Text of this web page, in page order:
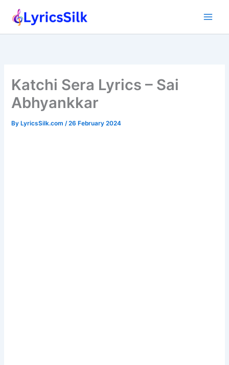
Katchi Sera Lyrics – Sai
Abhyankkar
ByLyricsSilk.com /26 February 2024